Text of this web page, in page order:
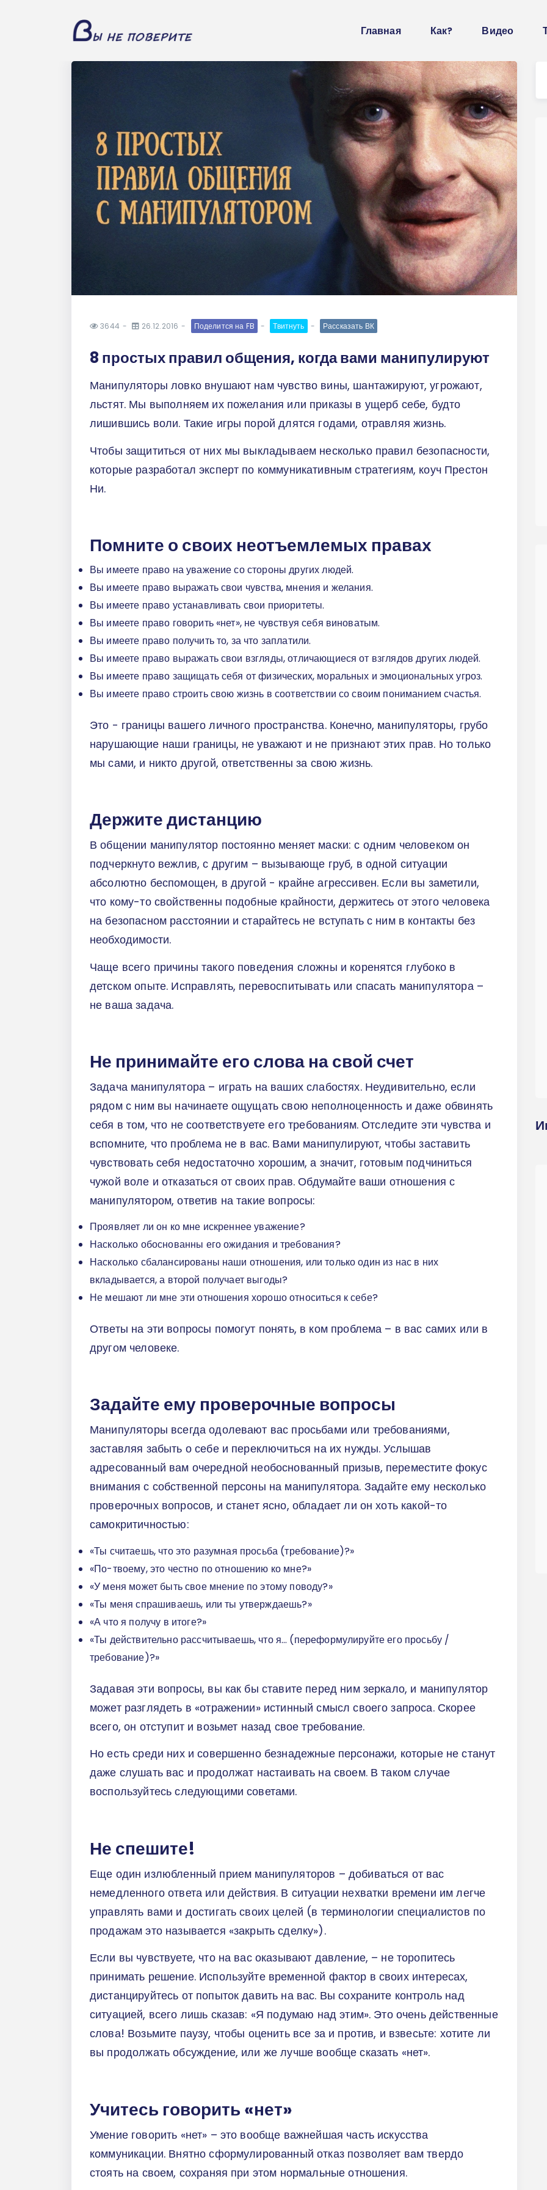
Главная Как? Видео
3644 26.12.2016 Поделится на FB Твитнуть Рассказать ВК
8 простых правил общения, когда вами манипулируют
Манипуляторы ловко внушают нам чувство вины, шантажируют, угрожают,
льстят. Мы выполняем их пожелания или приказы в ущерб себе, будто
лишившись воли. Такие игры порой длятся годами, отравляя жизнь.
Чтобы защититься от них мы выкладываем несколько правил безопасности,
которые разработал эксперт по коммуникативным стратегиям, коуч Престон
Ни.
Помните о своих неотъемлемых правах
Вы имеете право на уважение со стороны других людей.
Вы имеете право выражать свои чувства, мнения и желания.
Вы имеете право устанавливать свои приоритеты.
Вы имеете право говорить «нет», не чувствуя себя виноватым.
Вы имеете право получить то, за что заплатили.
Вы имеете право выражать свои взгляды, отличающиеся от взглядов других людей.
Вы имеете право защищать себя от физических, моральных и эмоциональных угроз.
Вы имеете право строить свою жизнь в соответствии со своим пониманием счастья.
Это - границы вашего личного пространства. Конечно, манипуляторы, грубо
нарушающие наши границы, не уважают и не признают этих прав. Но только
мы сами, и никто другой, ответственны за свою жизнь.
Держите дистанцию
В общении манипулятор постоянно меняет маски: с одним человеком он
подчеркнуто вежлив, с другим – вызывающе груб, в одной ситуации
абсолютно беспомощен, в другой - крайне агрессивен. Если вы заметили,
что кому-то свойственны подобные крайности, держитесь от этого человека
на безопасном расстоянии и старайтесь не вступать с ним в контакты без
необходимости.
Чаще всего причины такого поведения сложны и коренятся глубоко в
детском опыте. Исправлять, перевоспитывать или спасать манипулятора –
не ваша задача.
Не принимайте его слова на свой счет
Задача манипулятора – играть на ваших слабостях. Неудивительно, если
рядом с ним вы начинаете ощущать свою неполноценность и даже обвинять
себя в том, что не соответствуете его требованиям. Отследите эти чувства и
вспомните, что проблема не в вас. Вами манипулируют, чтобы заставить
чувствовать себя недостаточно хорошим, а значит, готовым подчиниться
чужой воле и отказаться от своих прав. Обдумайте ваши отношения с
манипулятором, ответив на такие вопросы:
Проявляет ли он ко мне искреннее уважение?
Насколько обоснованны его ожидания и требования?
Насколько сбалансированы наши отношения, или только один из нас в них
вкладывается, а второй получает выгоды?
Не мешают ли мне эти отношения хорошо относиться к себе?
Ответы на эти вопросы помогут понять, в ком проблема – в вас самих или в
другом человеке.
Задайте ему проверочные вопросы
Манипуляторы всегда одолевают вас просьбами или требованиями,
заставляя забыть о себе и переключиться на их нужды. Услышав
адресованный вам очередной необоснованный призыв, переместите фокус
внимания с собственной персоны на манипулятора. Задайте ему несколько
проверочных вопросов, и станет ясно, обладает ли он хоть какой-то
самокритичностью:
«Ты считаешь, что это разумная просьба (требование)?»
«По-твоему, это честно по отношению ко мне?»
«У меня может быть свое мнение по этому поводу?»
«Ты меня спрашиваешь, или ты утверждаешь?»
«А что я получу в итоге?»
«Ты действительно рассчитываешь, что я… (переформулируйте его просьбу /
требование)?»
Задавая эти вопросы, вы как бы ставите перед ним зеркало, и манипулятор
может разглядеть в «отражении» истинный смысл своего запроса. Скорее
всего, он отступит и возьмет назад свое требование.
Но есть среди них и совершенно безнадежные персонажи, которые не станут
даже слушать вас и продолжат настаивать на своем. В таком случае
воспользуйтесь следующими советами.
Не спешите!
Еще один излюбленный прием манипуляторов – добиваться от вас
немедленного ответа или действия. В ситуации нехватки времени им легче
управлять вами и достигать своих целей (в терминологии специалистов по
продажам это называется «закрыть сделку»).
Если вы чувствуете, что на вас оказывают давление, – не торопитесь
принимать решение. Используйте временной фактор в своих интересах,
дистанцируйтесь от попыток давить на вас. Вы сохраните контроль над
ситуацией, всего лишь сказав: «Я подумаю над этим». Это очень действенные
слова! Возьмите паузу, чтобы оценить все за и против, и взвесьте: хотите ли
вы продолжать обсуждение, или же лучше вообще сказать «нет».
Учитесь говорить «нет»
Умение говорить «нет» – это вообще важнейшая часть искусства
коммуникации. Внятно сформулированный отказ позволяет вам твердо
стоять на своем, сохраняя при этом нормальные отношения.